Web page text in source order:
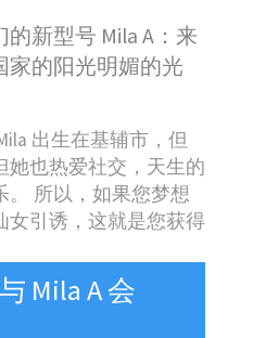
新型号 Mila A：来
家的阳光明媚的光
出生在基辅市，但
她也热爱社交，天生的
。 所以，如果您梦想
女引诱，这就是您获得
Mila A 会